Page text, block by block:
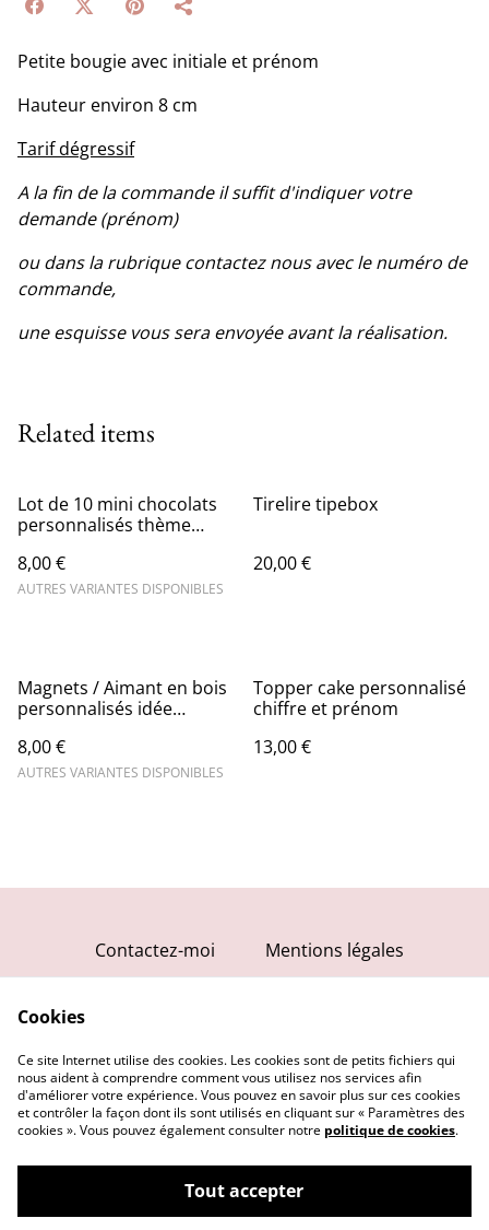
Petite bougie avec initiale et prénom
Hauteur environ 8 cm
Tarif dégressif
A la fin de la commande il suffit d'indiquer votre
demande (prénom)
ou dans la rubrique contactez nous avec le numéro de
commande,
une esquisse vous sera envoyée avant la réalisation.
Related items
Lot de 10 mini chocolats
personnalisés thème
8,00 €
AUTRES VARIANTES DISPONIBLES
Tirelire tipebox
20,00 €
Magnets / Aimant en bois
personnalisés idée
8,00 €
AUTRES VARIANTES DISPONIBLES
Topper cake personnalisé
chiffre et prénom
13,00 €
Contactez-moi Mentions légales
Politique de cookies
©2026Angèle K
Cookies
Ce site Internet utilise des cookies. Les cookies sont de petits fichiers qui
nous aident à comprendre comment vous utilisez nos services afin
d'améliorer votre expérience. Vous pouvez en savoir plus sur ces cookies
et contrôler la façon dont ils sont utilisés en cliquant sur « Paramètres des
cookies ». Vous pouvez également consulter notre politique de cookies.
Tout accepter